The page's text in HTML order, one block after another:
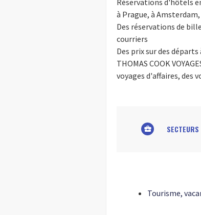
à Prague, à
Des réservations de
courriers
Des prix sur des
THOMAS COOK
voyages d'affaires, des
business_center
Tourisme,